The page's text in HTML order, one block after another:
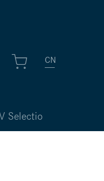
CN
Selectio